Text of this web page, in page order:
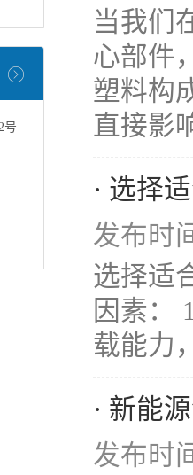
号
当我们
心部件
塑料构
直接影
· 选择
发布时
选择适
因素：
载能力
· 新能
发布时